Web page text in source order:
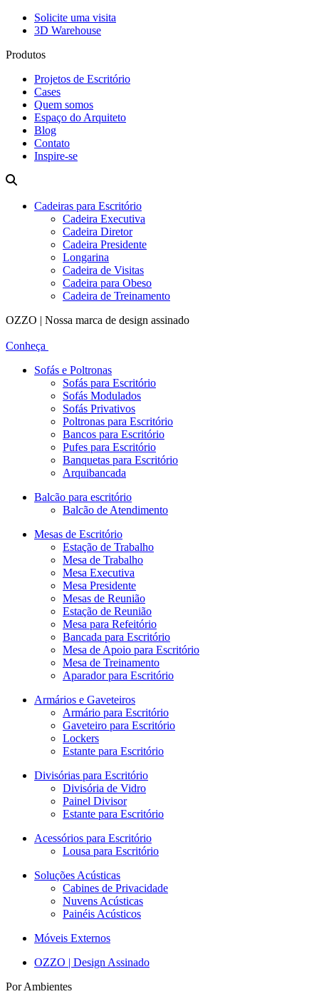
Solicite uma visita
3D Warehouse
Produtos
Projetos de Escritório
Cases
Quem somos
Espaço do Arquiteto
Blog
Contato
Inspire-se
Cadeiras para Escritório
Cadeira Executiva
Cadeira Diretor
Cadeira Presidente
Longarina
Cadeira de Visitas
Cadeira para Obeso
Cadeira de Treinamento
OZZO | Nossa marca de design assinado
Conheça
Sofás e Poltronas
Sofás para Escritório
Sofás Modulados
Sofás Privativos
Poltronas para Escritório
Bancos para Escritório
Pufes para Escritório
Banquetas para Escritório
Arquibancada
Balcão para escritório
Balcão de Atendimento
Mesas de Escritório
Estação de Trabalho
Mesa de Trabalho
Mesa Executiva
Mesa Presidente
Mesas de Reunião
Estação de Reunião
Mesa para Refeitório
Bancada para Escritório
Mesa de Apoio para Escritório
Mesa de Treinamento
Aparador para Escritório
Armários e Gaveteiros
Armário para Escritório
Gaveteiro para Escritório
Lockers
Estante para Escritório
Divisórias para Escritório
Divisória de Vidro
Painel Divisor
Estante para Escritório
Acessórios para Escritório
Lousa para Escritório
Soluções Acústicas
Cabines de Privacidade
Nuvens Acústicas
Painéis Acústicos
Móveis Externos
OZZO | Design Assinado
Por Ambientes